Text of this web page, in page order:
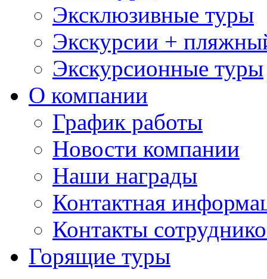
Эксклюзивные туры
Экскурсии +
Экскурсионные туры
О компании
График работы
Новости компании
Наши награды
Контактная
Контакты
Горящие туры